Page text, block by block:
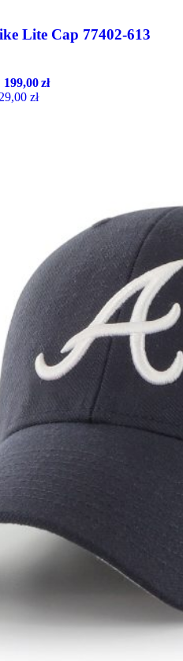
Lite Cap 77402-613
199,00zł
zł